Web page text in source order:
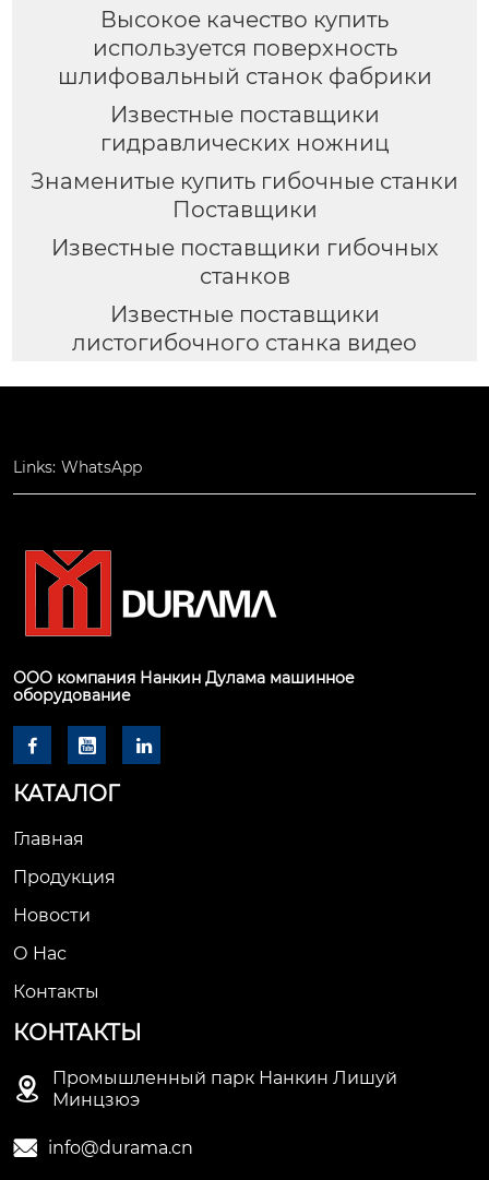
Высокое качество купить
используется поверхность
шлифовальный станок фабрики
Известные поставщики
гидравлических ножниц
Знаменитые купить гибочные станки
Поставщики
Известные поставщики гибочных
станков
Известные поставщики
листогибочного станка видео
Links: WhatsApp
ООО компания Нанкин Дулама машинное
оборудование
  
КАТАЛОГ
Главная
Продукция
Новости
О Hас
Контакты
КОНТАКТЫ

Промышленный парк Нанкин Лишуй
Минцзюэ
 info@durama.cn